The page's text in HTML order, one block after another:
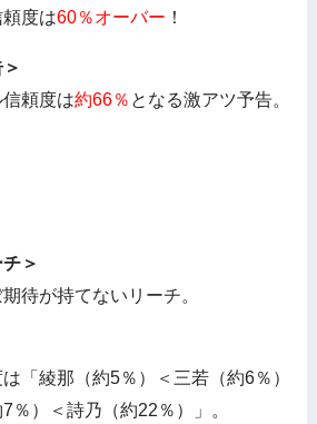
度は60％オーバー ！
信頼度は約66％ となる激アツ予告。
＞
待が持てないリーチ。
「綾那（約5％）＜三若（約6％）
％）＜詩乃（約22％）」。